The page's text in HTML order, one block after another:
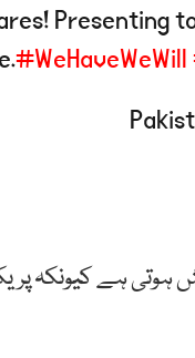
Presenting
#WeHaveWeWill